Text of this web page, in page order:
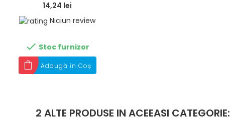
14,24 lei
Niciun review
 Stoc furnizor
Adaugă în Coș
2 ALTE PRODUSE IN ACEEASI CATEGORIE: